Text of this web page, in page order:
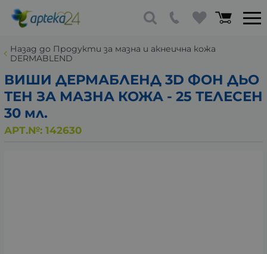
Назад до Продукти за мазна и акнеична кожа
DERMABLEND
ВИШИ ДЕРМАБЛЕНД 3D ФОН ДЬО
ТЕН ЗА МАЗНА КОЖА - 25 ТЕЛЕСЕН
30 мл.
АРТ.№: 142630